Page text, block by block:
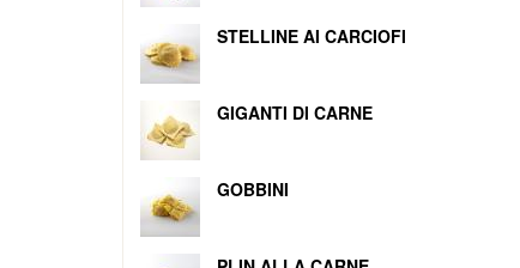
STELLINE AI CARCIOFI
GIGANTI DI CARNE
GOBBINI